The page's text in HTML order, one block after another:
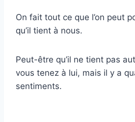
On fait tout ce que l’on peut
qu’il tient à nous.
Peut-être qu’il ne tient pas
vous tenez à lui, mais il y a
sentiments.